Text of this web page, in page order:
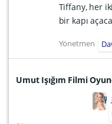
Tiffany, her
bir kapı
Yönetmen
Umut Işığım Filmi